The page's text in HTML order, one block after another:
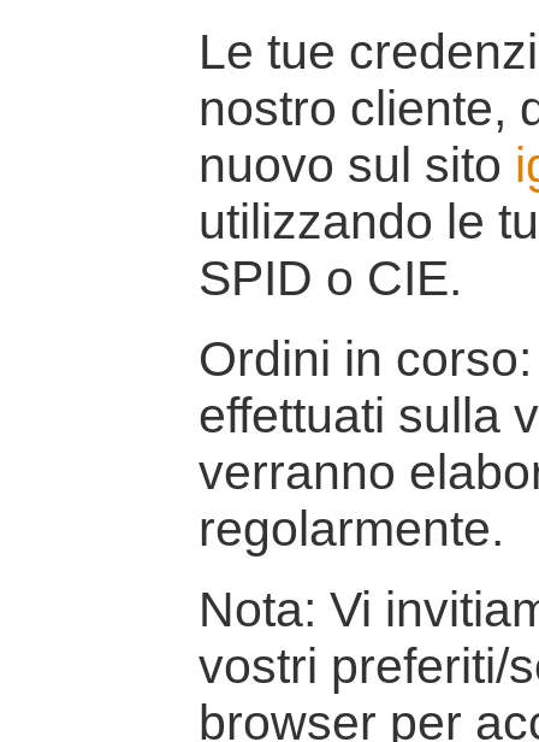
Le tue
nostro cliente,
nuovo sul sito
utilizzando le
SPID o CIE.
Ordini in
effettuati sulla
verranno
regolarmente.
Nota: Vi
vostri preferiti/
browser per